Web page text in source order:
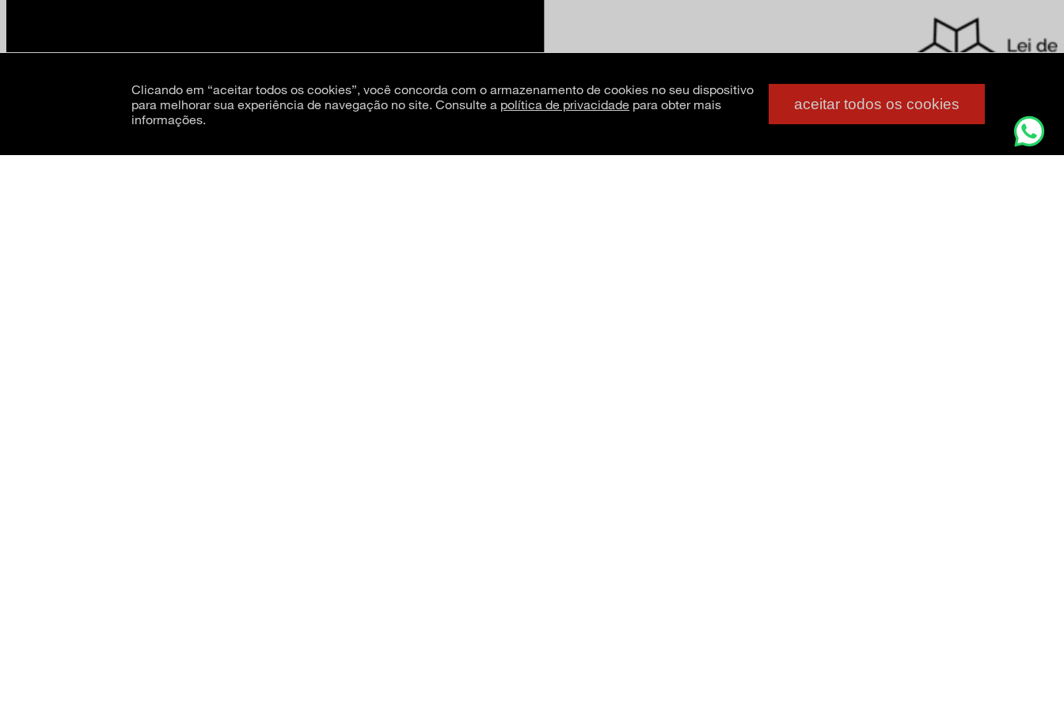
CNPJ: 62.520.218/0001-24Razão social: Museu de Arte Moderna de São Paulo
Clicando em “aceitar todos os cookies”, você concorda com o armazenamento de cookies no seu dispositivo
para melhorar sua experiência de navegação no site. Consulte a política de privacidade para obter mais
informações.
aceitar todos os cookies